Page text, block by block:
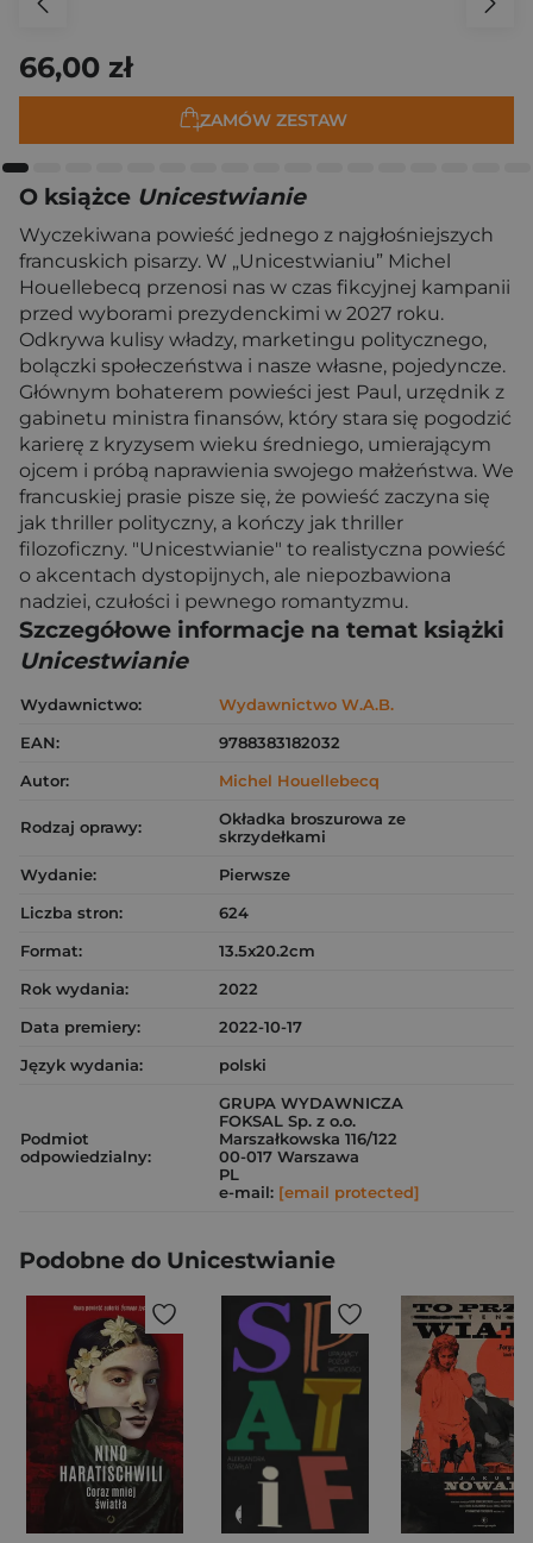
66,00 zł
ZAMÓW ZESTAW
O książce Unicestwianie
Wyczekiwana powieść jednego z najgłośniejszych
francuskich pisarzy. W „Unicestwianiu” Michel
Houellebecq przenosi nas w czas fikcyjnej kampanii
przed wyborami prezydenckimi w 2027 roku.
Odkrywa kulisy władzy, marketingu politycznego,
bolączki społeczeństwa i nasze własne, pojedyncze.
Głównym bohaterem powieści jest Paul, urzędnik z
gabinetu ministra finansów, który stara się pogodzić
karierę z kryzysem wieku średniego, umierającym
ojcem i próbą naprawienia swojego małżeństwa. We
francuskiej prasie pisze się, że powieść zaczyna się
jak thriller polityczny, a kończy jak thriller
filozoficzny. "Unicestwianie" to realistyczna powieść
o akcentach dystopijnych, ale niepozbawiona
nadziei, czułości i pewnego romantyzmu.
Szczegółowe informacje na temat książki
Unicestwianie
Wydawnictwo:
Wydawnictwo W.A.B.
EAN:
9788383182032
Autor:
Michel Houellebecq
Rodzaj oprawy:
Okładka broszurowa ze
skrzydełkami
Wydanie:
Pierwsze
Liczba stron:
624
Format:
13.5x20.2cm
Rok wydania:
2022
Data premiery:
2022-10-17
Język wydania:
polski
Podmiot
odpowiedzialny:
GRUPA WYDAWNICZA
FOKSAL Sp. z o.o.
Marszałkowska 116/122
00-017 Warszawa
PL
e-mail: [email protected]
Podobne do Unicestwianie